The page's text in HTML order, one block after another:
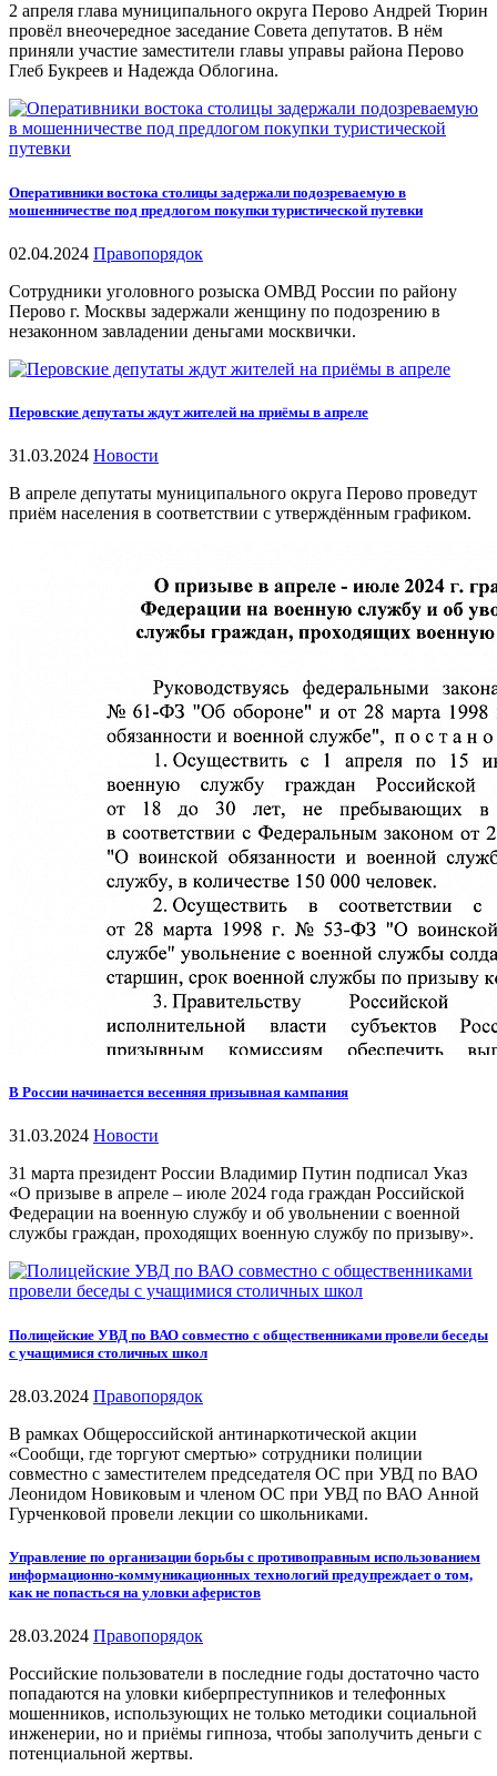
2 апреля глава муниципального округа Перово Андрей Тюрин
провёл внеочередное заседание Совета депутатов. В нём
приняли участие заместители главы управы района Перово
Глеб Букреев и Надежда Облогина.
Оперативники востока столицы задержали подозреваемую в
мошенничестве под предлогом покупки туристической путевки
02.04.2024 Правопорядок
Сотрудники уголовного розыска ОМВД России по району
Перово г. Москвы задержали женщину по подозрению в
незаконном завладении деньгами москвички.
Перовские депутаты ждут жителей на приёмы в апреле
31.03.2024 Новости
В апреле депутаты муниципального округа Перово проведут
приём населения в соответствии с утверждённым графиком.
В России начинается весенняя призывная кампания
31.03.2024 Новости
31 марта президент России Владимир Путин подписал Указ
«О призыве в апреле – июле 2024 года граждан Российской
Федерации на военную службу и об увольнении с военной
службы граждан, проходящих военную службу по призыву».
Полицейские УВД по ВАО совместно с общественниками провели беседы
с учащимися столичных школ
28.03.2024 Правопорядок
В рамках Общероссийской антинаркотической акции
«Сообщи, где торгуют смертью» сотрудники полиции
совместно с заместителем председателя ОС при УВД по ВАО
Леонидом Новиковым и членом ОС при УВД по ВАО Анной
Гурченковой провели лекции со школьниками.
Управление по организации борьбы с противоправным использованием
информационно-коммуникационных технологий предупреждает о том,
как не попасться на уловки аферистов
28.03.2024 Правопорядок
Российские пользователи в последние годы достаточно часто
попадаются на уловки киберпреступников и телефонных
мошенников, использующих не только методики социальной
инженерии, но и приёмы гипноза, чтобы заполучить деньги с
потенциальной жертвы.